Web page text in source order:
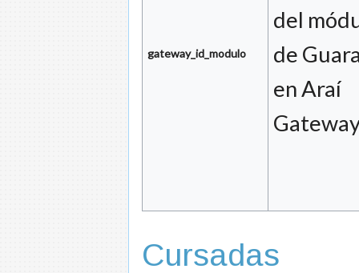
gateway_id_modulo
del
de
en Araí
Cursadas